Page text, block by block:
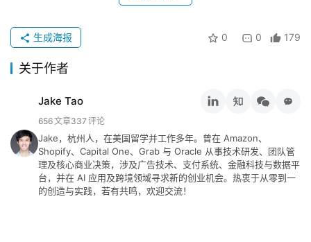
0 0 179
生成海报
关于作者
Jake Tao
656文章337 评论
Jake，杭州人，在美国留学并工作多年。曾在 Amazon、
Shopify、Capital One、Grab 与 Oracle 从事技术研发、团队管
理及核心商业决策，涉及广告技术、支付系统、金融科技与数据平
台，并在 AI 应用及跨境领域寻求新的创业机会。热衷于从零到一
的创造与实践，若有共鸣，欢迎交流！